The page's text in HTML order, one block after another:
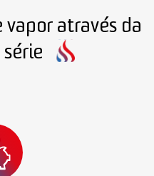
através da